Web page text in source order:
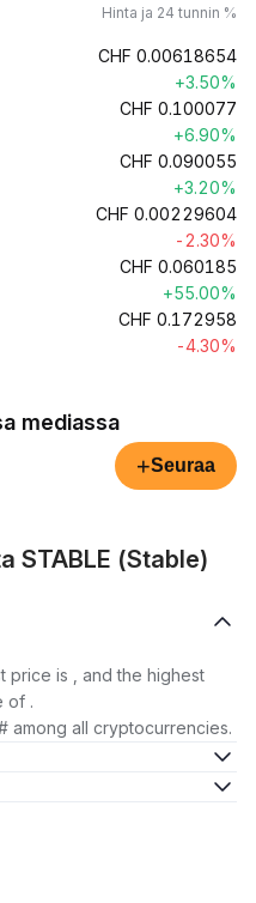
Hinta ja 24 tunnin %
CHF 0.00618654
+3.50%
CHF 0.100077
+6.90%
CHF 0.090055
+3.20%
CHF 0.00229604
-2.30%
CHF 0.060185
+55.00%
CHF 0.172958
-4.30%
mediassa
+Seuraa
STABLE (​​Stable)
price is , and the highest
of .
among all cryptocurrencies.